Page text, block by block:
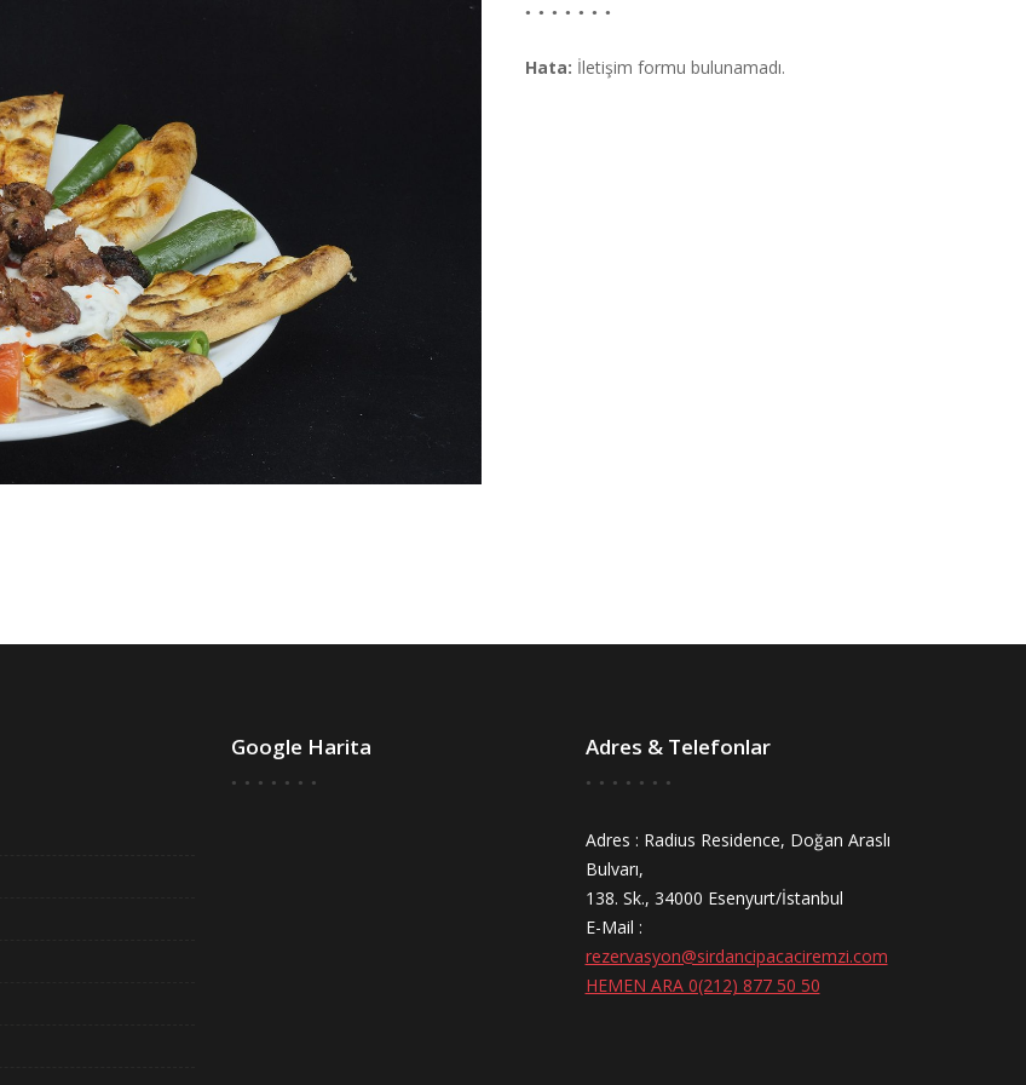
Hata: İletişim formu bulunamadı.
Google Harita Adres & Telefonlar
Adres : Radius Residence, Doğan Araslı
Bulvarı,
138. Sk., 34000 Esenyurt/İstanbul
E-Mail :
rezervasyon@sirdancipacaciremzi.com
HEMEN ARA 0(212) 877 50 50